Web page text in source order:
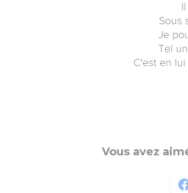
Sous
Je
Tel
C'est en
Vous avez